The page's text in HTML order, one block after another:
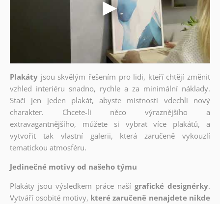
Plakáty jsou skvělým řešením pro lidi, kteří chtějí změnit
vzhled interiéru snadno, rychle a za minimální náklady.
Stačí jen jeden plakát, abyste místnosti vdechli nový
charakter. Chcete-li něco výraznějšího a
extravagantnějšího, můžete si vybrat více plakátů, a
vytvořit tak vlastní galerii, která zaručeně vykouzlí
tematickou atmosféru.
Jedinečné motivy od našeho týmu
Plakáty jsou výsledkem práce naší grafické designérky.
Vytváří osobité motivy, které zaručeně nenajdete nikde